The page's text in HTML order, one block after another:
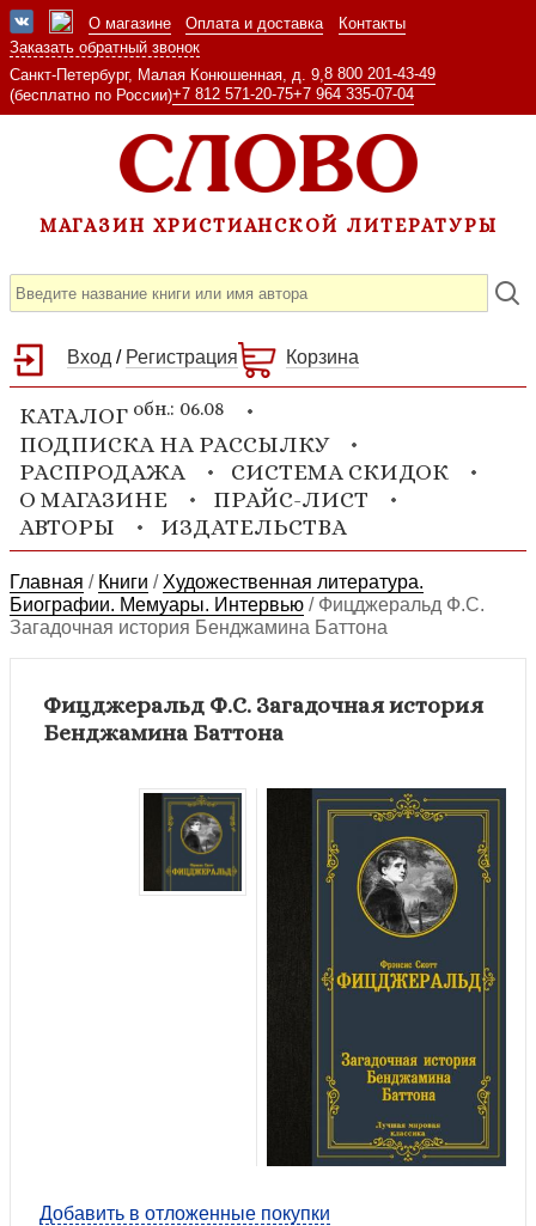
О магазине Оплата и доставка
Контакты
Заказать обратный звонок
Санкт-Петербург, Малая Конюшенная, д. 9, 8 800 201-43-49
(бесплатно по России)+7 812 571-20-75+7 964 335-07-04
МАГАЗИН ХРИСТИАНСКОЙ ЛИТЕРАТУРЫ
Вход / Регистрация Корзина
КАТАЛОГ обн.: 06.08
ПОДПИСКА НА РАССЫЛКУ
РАСПРОДАЖА
СИСТЕМА СКИДОК
О МАГАЗИНЕ
ПРАЙС-ЛИСТ
АВТОРЫ
ИЗДАТЕЛЬСТВА
Главная / Книги / Художественная литература.
Биографии. Мемуары. Интервью / Фицджеральд Ф.С.
Загадочная история Бенджамина Баттона
Фицджеральд Ф.С. Загадочная история
Бенджамина Баттона
Добавить в отложенные покупки